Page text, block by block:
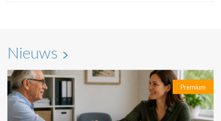
Nieuws
Premium